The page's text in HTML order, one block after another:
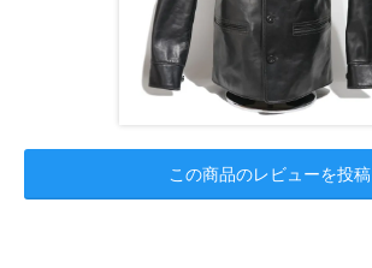
この商品のレビューを投稿